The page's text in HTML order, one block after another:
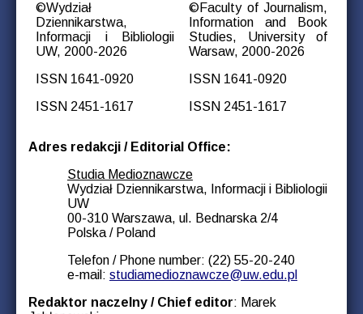
©Wydział
Dziennikarstwa,
Informacji i Bibliologii
UW, 2000-2026
ISSN 1641-0920
ISSN 2451-1617
©Faculty of Journalism,
Information and Book
Studies, University of
Warsaw, 2000-2026
ISSN 1641-0920
ISSN 2451-1617
Adres redakcji / Editorial Office:
Studia Medioznawcze
Wydział Dziennikarstwa, Informacji i Bibliologii
UW
00-310 Warszawa, ul. Bednarska 2/4
Polska / Poland
Telefon / Phone number: (22) 55-20-240
e-mail: studiamedioznawcze@uw.edu.pl
Redaktor naczelny / Chief editor: Marek